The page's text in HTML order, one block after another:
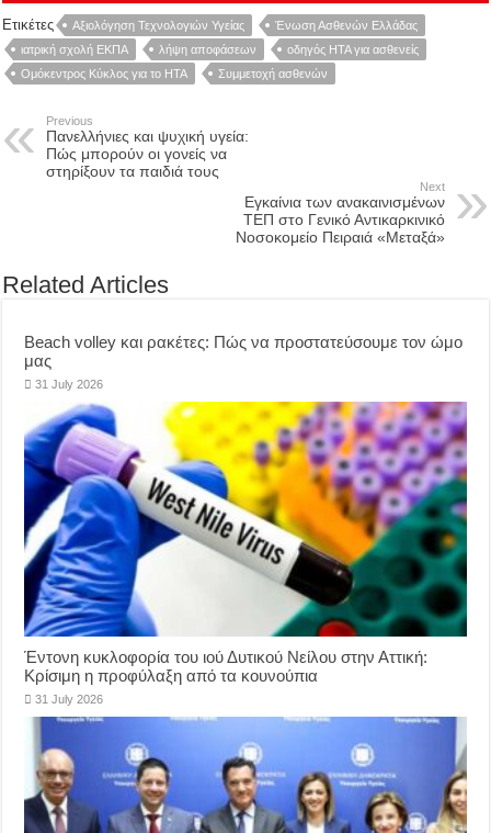
Ετικέτες Αξιολόγηση Τεχνολογιών Υγείας
Ένωση Ασθενών Ελλάδας
ιατρική σχολή ΕΚΠΑ
λήψη αποφάσεων
οδηγός HTA για ασθενείς
Ομόκεντρος Κύκλος για το HTA
Συμμετοχή ασθενών
Previous
Πανελλήνιες και ψυχική υγεία:
Πώς μπορούν οι γονείς να
στηρίξουν τα παιδιά τους
Next
Εγκαίνια των ανακαινισμένων
ΤΕΠ στο Γενικό Αντικαρκινικό
Νοσοκομείο Πειραιά «Μεταξά»
Related Articles
Beach volley και ρακέτες: Πώς να προστατεύσουμε τον ώμο
μας
31 July 2026
Έντονη κυκλοφορία του ιού Δυτικού Νείλου στην Αττική:
Κρίσιμη η προφύλαξη από τα κουνούπια
31 July 2026